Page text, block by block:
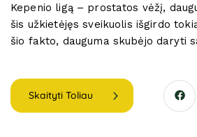
Kepenio ligą – prostatos vėžį,
šis užkietėjęs sveikuolis išgirdo
šio fakto, dauguma skubėjo daryti
Skaityti Toliau